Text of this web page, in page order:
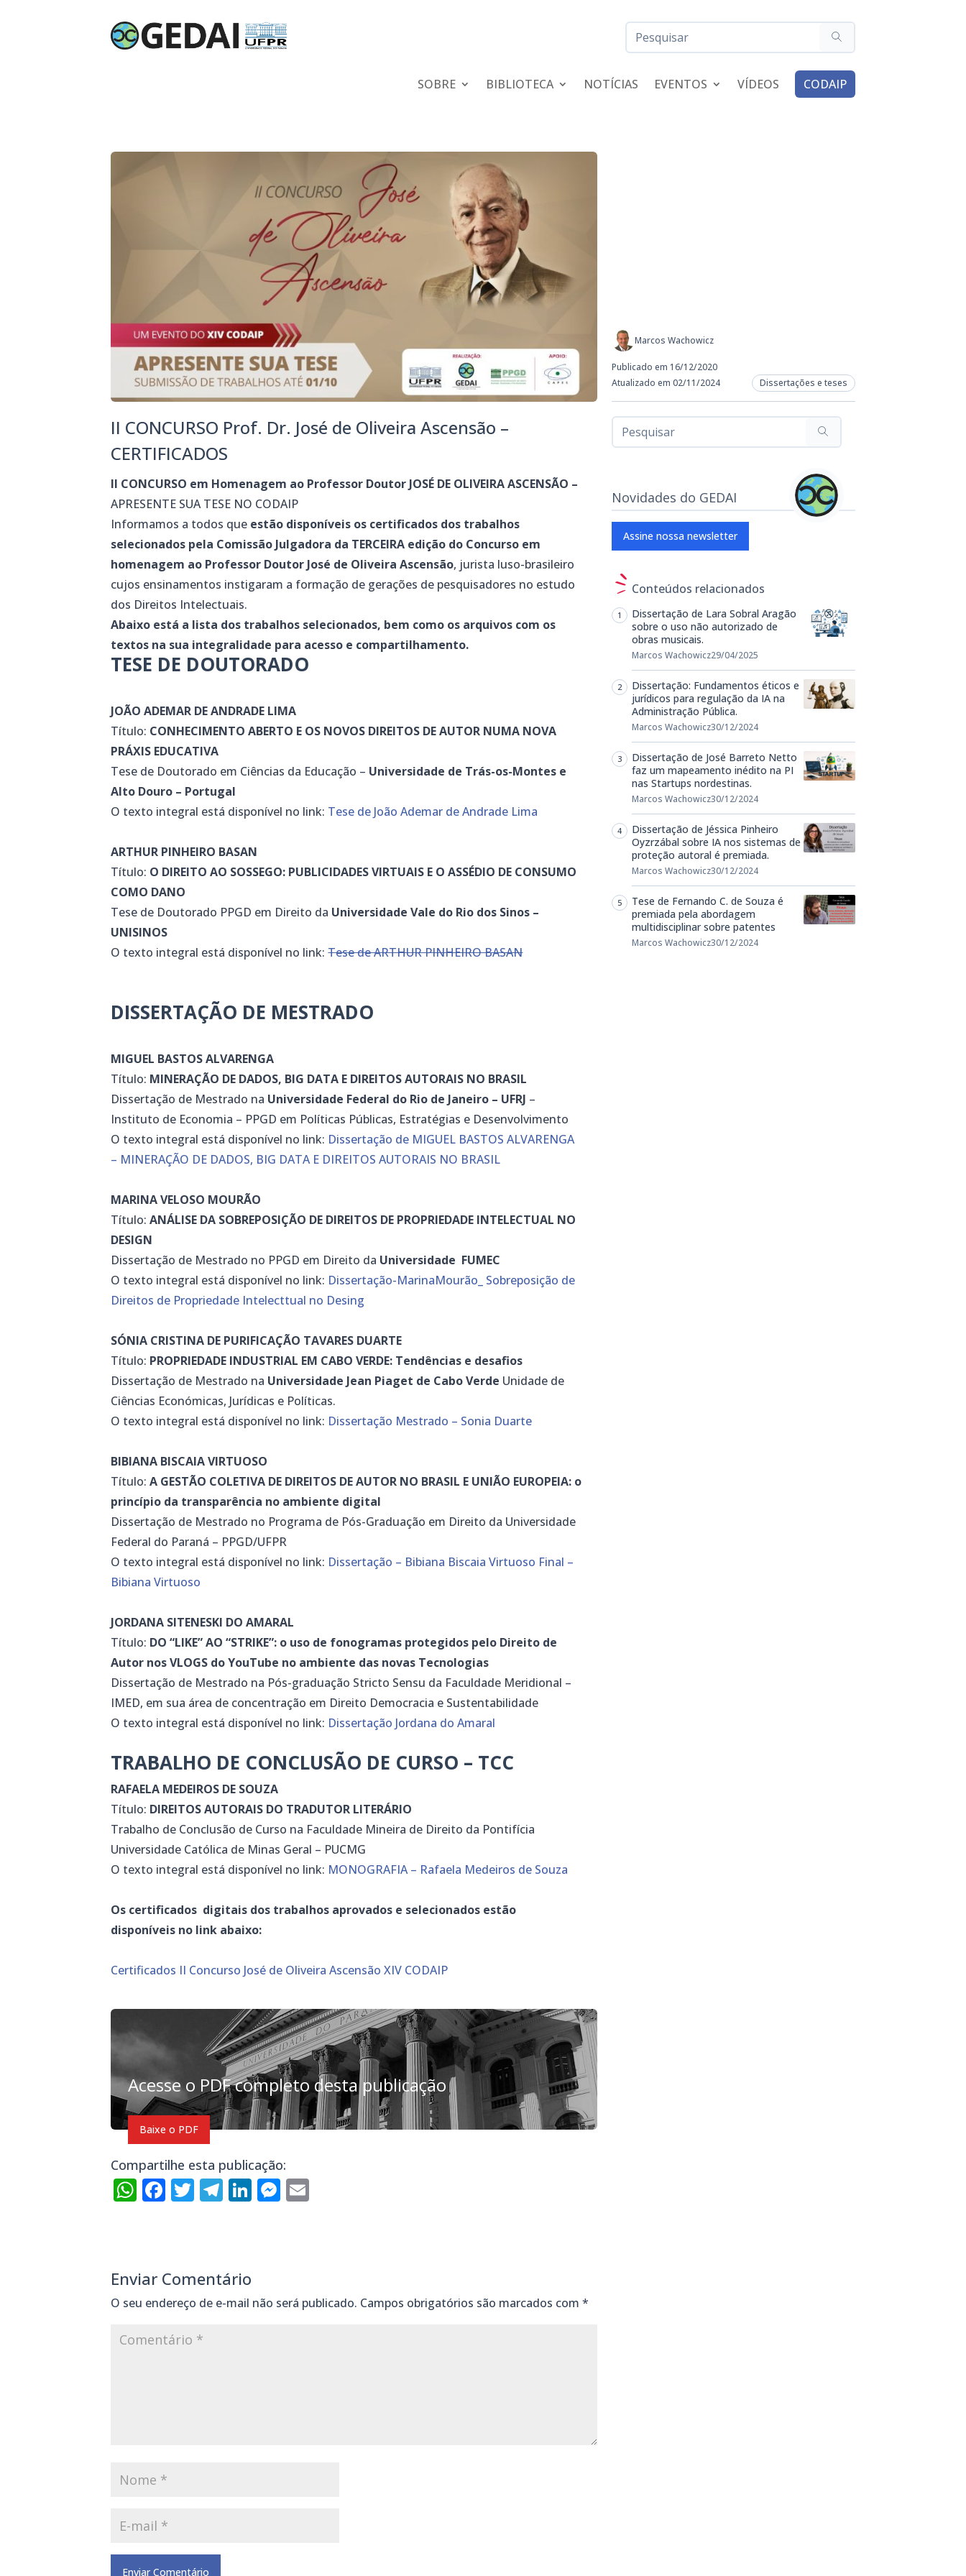
SOBRE BIBLIOTECA NOTÍCIAS EVENTOS VÍDEOS CODAIP
II CONCURSO Prof. Dr. José de Oliveira Ascensão –
CERTIFICADOS
II CONCURSO em Homenagem ao Professor Doutor JOSÉ DE OLIVEIRA ASCENSÃO –
APRESENTE SUA TESE NO CODAIP
Informamos a todos que estão disponíveis os certificados dos trabalhos
selecionados pela Comissão Julgadora da TERCEIRA edição do Concurso em
homenagem ao Professor Doutor José de Oliveira Ascensão, jurista luso-brasileiro
cujos ensinamentos instigaram a formação de gerações de pesquisadores no estudo
dos Direitos Intelectuais.
Abaixo está a lista dos trabalhos selecionados, bem como os arquivos com os
textos na sua integralidade para acesso e compartilhamento.
TESE DE DOUTORADO
JOÃO ADEMAR DE ANDRADE LIMA
Título: CONHECIMENTO ABERTO E OS NOVOS DIREITOS DE AUTOR NUMA NOVA
PRÁXIS EDUCATIVA
Tese de Doutorado em Ciências da Educação – Universidade de Trás-os-Montes e
Alto Douro – Portugal
O texto integral está disponível no link: Tese de João Ademar de Andrade Lima
ARTHUR PINHEIRO BASAN
Título: O DIREITO AO SOSSEGO: PUBLICIDADES VIRTUAIS E O ASSÉDIO DE CONSUMO
COMO DANO
Tese de Doutorado PPGD em Direito da Universidade Vale do Rio dos Sinos –
UNISINOS
O texto integral está disponível no link:Tese de ARTHUR PINHEIRO BASAN
DISSERTAÇÃO DE MESTRADO
MIGUEL BASTOS ALVARENGA
Título: MINERAÇÃO DE DADOS, BIG DATA E DIREITOS AUTORAIS NO BRASIL
Dissertação de Mestrado na Universidade Federal do Rio de Janeiro – UFRJ –
Instituto de Economia – PPGD em Políticas Públicas, Estratégias e Desenvolvimento
O texto integral está disponível no link: Dissertação de MIGUEL BASTOS ALVARENGA
– MINERAÇÃO DE DADOS, BIG DATA E DIREITOS AUTORAIS NO BRASIL
MARINA VELOSO MOURÃO
Título:ANÁLISE DA SOBREPOSIÇÃO DE DIREITOS DE PROPRIEDADE INTELECTUAL NO
DESIGN
Dissertação de Mestrado no PPGD em Direito da Universidade FUMEC
O texto integral está disponível no link: Dissertação-MarinaMourão_ Sobreposição de
Direitos de Propriedade Intelecttual no Desing
SÓNIA CRISTINA DE PURIFICAÇÃO TAVARES DUARTE
Título: PROPRIEDADE INDUSTRIAL EM CABO VERDE: Tendências e desafios
Dissertação de Mestrado na Universidade Jean Piaget de Cabo Verde Unidade de
Ciências Económicas, Jurídicas e Políticas.
O texto integral está disponível no link: Dissertação Mestrado – Sonia Duarte
BIBIANA BISCAIA VIRTUOSO
Título:A GESTÃO COLETIVA DE DIREITOS DE AUTOR NO BRASIL E UNIÃO EUROPEIA: o
princípio da transparência no ambiente digital
Dissertação de Mestrado no Programa de Pós-Graduação em Direito da Universidade
Federal do Paraná – PPGD/UFPR
O texto integral está disponível no link: Dissertação – Bibiana Biscaia Virtuoso Final –
Bibiana Virtuoso
JORDANA SITENESKI DO AMARAL
Título: DO “LIKE” AO “STRIKE”: o uso de fonogramas protegidos pelo Direito de
Autor nos VLOGS do YouTube no ambiente das novas Tecnologias
Dissertação de Mestrado na Pós-graduação Stricto Sensu da Faculdade Meridional –
IMED, em sua área de concentração em Direito Democracia e Sustentabilidade
O texto integral está disponível no link: Dissertação Jordana do Amaral
TRABALHO DE CONCLUSÃO DE CURSO – TCC
RAFAELA MEDEIROS DE SOUZA
Título: DIREITOS AUTORAIS DO TRADUTOR LITERÁRIO
Trabalho de Conclusão de Curso na Faculdade Mineira de Direito da Pontifícia
Universidade Católica de Minas Geral – PUCMG
O texto integral está disponível no link: MONOGRAFIA – Rafaela Medeiros de Souza
Os certificados digitais dos trabalhos aprovados e selecionados estão
disponíveis no link abaixo:
Certificados II Concurso José de Oliveira Ascensão XIV CODAIP
Acesse o PDF completo desta publicação
Baixe o PDF
Compartilhe esta publicação:
WhatsApp
Facebook
Twitter
Telegram
LinkedIn
Messenger
Enviar Comentário
O seu endereço de e-mail não será publicado. Campos obrigatórios são marcados com*
Marcos Wachowicz
Publicado em 16/12/2020
Atualizado em 02/11/2024
Dissertações e teses
Novidades do GEDAI
Assine nossa newsletter
Conteúdos relacionados
Dissertação de Lara Sobral Aragão
sobre o uso não autorizado de
obras musicais.
Marcos Wachowicz29/04/2025
Dissertação: Fundamentos éticos e
jurídicos para regulação da IA na
Administração Pública.
Marcos Wachowicz30/12/2024
Dissertação de José Barreto Netto
faz um mapeamento inédito na PI
nas Startups nordestinas.
Marcos Wachowicz30/12/2024
Dissertação de Jéssica Pinheiro
Oyzrzábal sobre IA nos sistemas de
proteção autoral é premiada.
Marcos Wachowicz30/12/2024
Tese de Fernando C. de Souza é
premiada pela abordagem
multidisciplinar sobre patentes
Marcos Wachowicz30/12/2024